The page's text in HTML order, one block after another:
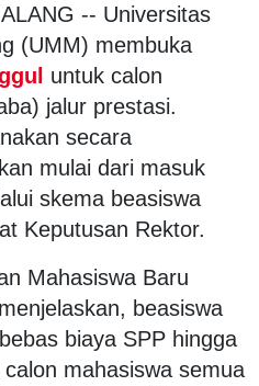
-- Universitas
(UMM) membuka
untuk calon
jalur prestasi.
secara
mulai dari masuk
skema beasiswa
Keputusan Rektor.
Mahasiswa Baru
beasiswa
biaya SPP hingga
mahasiswa semua